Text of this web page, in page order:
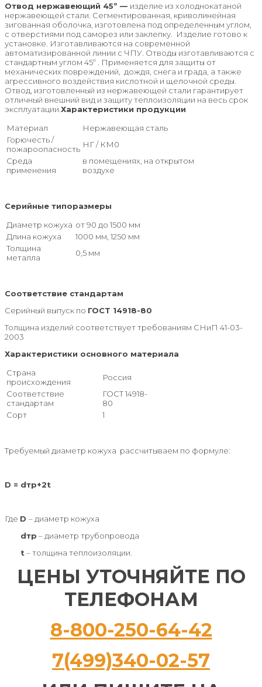
Отвод нержавеющий 45º — изделие из холоднокатаной
нержавеющей стали. Сегментированная, криволинейная
зигованная оболочка, изготовлена под определенным углом,
с отверстиями под саморез или заклепку. Изделие готово к
установке. Изготавливаются на современной
автоматизированной линии с ЧПУ. Отводы изготавливаются с
стандартным углом 45º . Применяется для защиты от
механических повреждений, дождя, снега и града, а также
агрессивного воздействия кислотной и щелочной среды.
Отвод, изготовленный из нержавеющей стали гарантирует
отличный внешний вид и защиту теплоизоляции на весь срок
эксплуатации. Характеристики продукции
Материал
Нержавеющая сталь
Горючесть /
пожароопасность НГ / КМ0
Среда
применения
в помещениях, на открытом
воздухе
Серийные типоразмеры
Диаметр кожуха от 90 до 1500 мм
Длина кожуха
1000 мм, 1250 мм
Толщина
металла
0,5 мм
Соответствие стандартам
Серийный выпуск по ГОСТ 14918-80
Толщина изделий соответствует требованиям СНиП 41-03-
2003
Характеристики основного материала
Страна
происхождения
Россия
Соответствие
стандартам
ГОСТ 14918-
80
Сорт
1
Требуемый диаметр кожуха рассчитываем по формуле:
D = dтр+2t
Где D – диаметр кожуха
dтр – диаметр трубопровода
t – толщина теплоизоляции.
ЦЕНЫ УТОЧНЯЙТЕ ПО
ТЕЛЕФОНАМ
8-800-250-64-42
7(499)340-02-57